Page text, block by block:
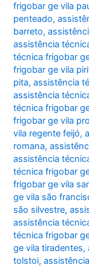
frigobar ge vila
penteado,
barreto,
assistência
técnica frigobar
frigobar ge vila
pita,assistência
assistência
técnica frigobar
frigobar ge vila
vila regente feijó,
romana,
assistência
técnica frigobar
frigobar ge vila
ge vila são
são silvestre,
assistência
técnica frigobar
ge vila tiradentes,
tolstoi,